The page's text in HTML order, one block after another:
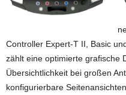
Controller Expert-T II, Basic
zählt eine optimierte grafische
Übersichtlichkeit bei großen
konfigurierbare